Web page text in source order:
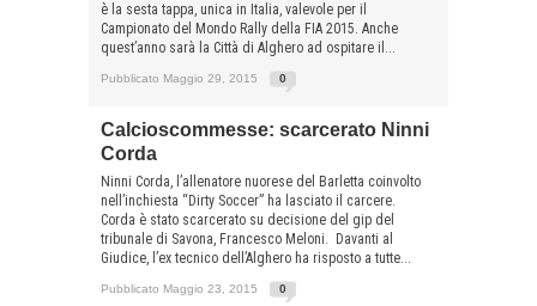
è la sesta tappa, unica in Italia, valevole per il
Campionato del Mondo Rally della FIA 2015. Anche
quest’anno sarà la Città di Alghero ad ospitare il...
Pubblicato Maggio 29, 2015 0
Calcioscommesse: scarcerato Ninni
Corda
Ninni Corda, l’allenatore nuorese del Barletta coinvolto
nell’inchiesta “Dirty Soccer” ha lasciato il carcere.
Corda è stato scarcerato su decisione del gip del
tribunale di Savona, Francesco Meloni. Davanti al
Giudice, l’ex tecnico dell’Alghero ha risposto a tutte...
Pubblicato Maggio 23, 2015 0